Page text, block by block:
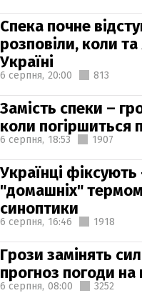
Спека почне
розповіли, коли
Україні
6 серпня, 20:00 813
Замість спеки –
коли погіршиться
6 серпня, 18:53 1907
Українці фіксують
"домашніх"
синоптики
6 серпня, 16:46 1918
Грози замінять
прогноз погоди на
6 серпня, 08:00 3252